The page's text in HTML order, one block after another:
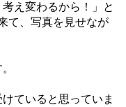
え変わるから！」
と
て、 写真を見せなが
ていると思っていま